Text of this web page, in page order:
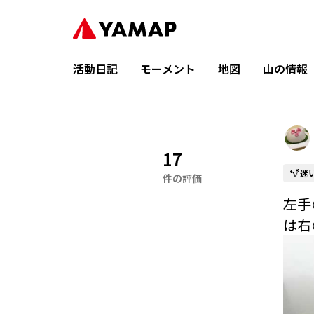
活動日記 モーメント 地図 山の情報
迷
左
は
17
件の評価